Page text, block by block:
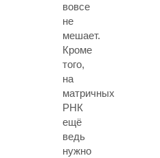
вовсе
не
мешает.
Кроме
того,
на
матричных
РНК
ещё
ведь
нужно